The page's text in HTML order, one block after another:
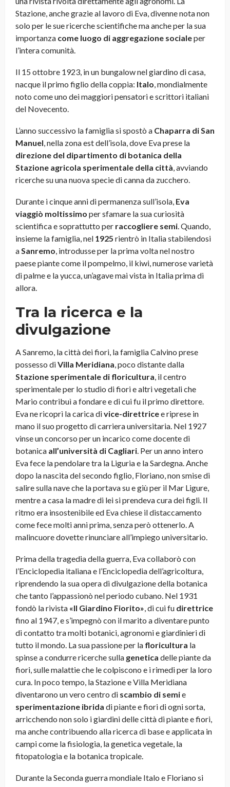
Stazione, anche grazie al lavoro di Eva, divenne nota non
solo per le sue ricerche scientifiche ma anche per la sua
importanza come luogo di aggregazione socialeper
l’intera comunità.
Il 15 ottobre 1923, in un bungalow nel giardino di casa,
nacque il primo figlio della coppia: Italo, mondialmente
noto come uno dei maggiori pensatori e scrittori italiani
del Novecento.
L’anno successivo la famiglia si spostò a Chaparra di San
Manuel, nella zona est dell’isola, dove Eva prese la
direzione del dipartimento di botanica della
Stazione agricola sperimentale della città, avviando
ricerche su una nuova specie di canna da zucchero.
Durante i cinque anni di permanenza sull’isola, Eva
viaggiò moltissimo per sfamare la sua curiosità
scientifica e soprattutto per raccogliere semi. Quando,
insieme la famiglia, nel 1925 rientrò in Italia stabilendosi
aSanremo, introdusse per la prima volta nel nostro
paese piante come il pompelmo, il kiwi, numerose varietà
di palme e la yucca, un’agave mai vista in Italia prima di
allora.
Tra la ricerca e la
divulgazione
A Sanremo, la città dei fiori, la famiglia Calvino prese
possesso diVilla Meridiana, poco distante dalla
Stazione sperimentale di floricultura, il centro
sperimentale per lo studio di fiori e altri vegetali che
Mario contribuì a fondare e di cui fu il primo direttore.
Eva ne ricoprì la carica divice-direttricee riprese in
mano il suo progetto di carriera universitaria. Nel 1927
vinse un concorso per un incarico come docente di
botanica all’università di Cagliari. Per un anno intero
Eva fece la pendolare tra la Liguria e la Sardegna. Anche
dopo la nascita del secondo figlio, Floriano, non smise di
salire sulla nave che la portava su e giù per il Mar Ligure,
mentre a casa la madre di lei si prendeva cura dei figli. Il
ritmo era insostenibile ed Eva chiese il distaccamento
come fece molti anni prima, senza però ottenerlo. A
malincuore dovette rinunciare all’impiego universitario.
Prima della tragedia della guerra, Eva collaborò con
l’Enciclopedia italiana e l’Enciclopedia dell’agricoltura,
riprendendo la sua opera di divulgazione della botanica
che tanto l’appassionò nel periodo cubano. Nel 1931
fondò la rivista «Il Giardino Fiorito», di cui fu direttrice
fino al 1947, e s’impegnò con il marito a diventare punto
di contatto tra molti botanici, agronomi e giardinieri di
tutto il mondo. La sua passione per la floricultura la
spinse a condurre ricerche sulla genetica delle piante da
fiori, sulle malattie che le colpiscono e i rimedi per la loro
cura. In poco tempo, la Stazione e Villa Meridiana
diventarono un vero centro di scambio di semie
sperimentazione ibrida di piante e fiori di ogni sorta,
arricchendo non solo i giardini delle città di piante e fiori,
ma anche contribuendo alla ricerca di base e applicata in
campi come la fisiologia, la genetica vegetale, la
fitopatologia e la botanica tropicale.
Durante la Seconda guerra mondiale Italo e Floriano si